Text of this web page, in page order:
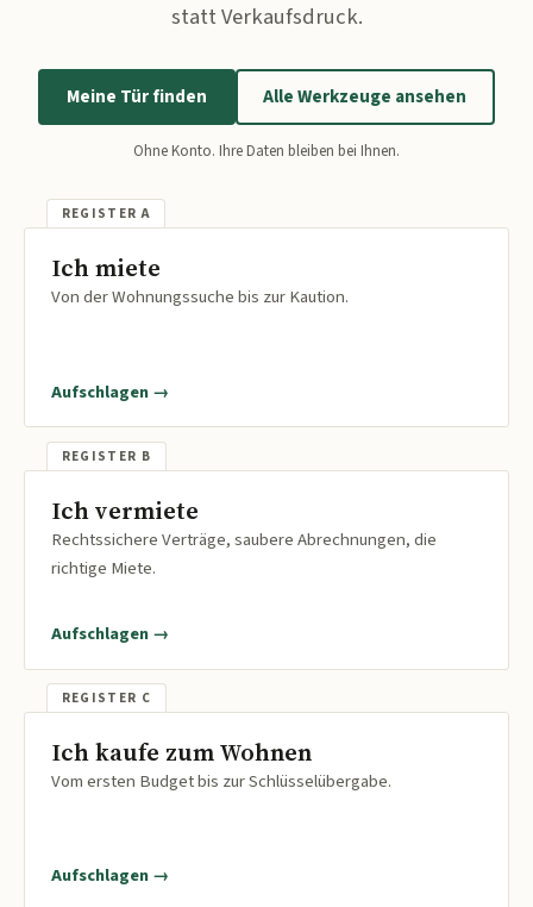
statt Verkaufsdruck.
Meine Tür finden Alle Werkzeuge ansehen
Ohne Konto. Ihre Daten bleiben bei Ihnen.
Ich miete
Von der Wohnungssuche bis zur Kaution.
Aufschlagen →
Ich vermiete
Rechtssichere Verträge, saubere Abrechnungen, die
richtige Miete.
Aufschlagen →
Ich kaufe zum Wohnen
Vom ersten Budget bis zur Schlüsselübergabe.
Aufschlagen →